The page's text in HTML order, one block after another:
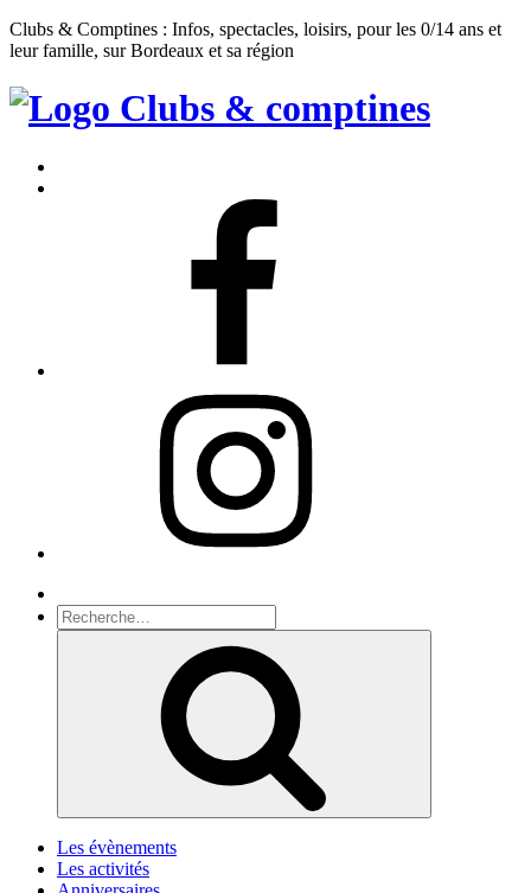
Clubs & Comptines : Infos, spectacles, loisirs, pour les 0/14 ans et
leur famille, sur Bordeaux et sa région
Clubs
Comptines
Recherche
pour
Les évènements
Les activités